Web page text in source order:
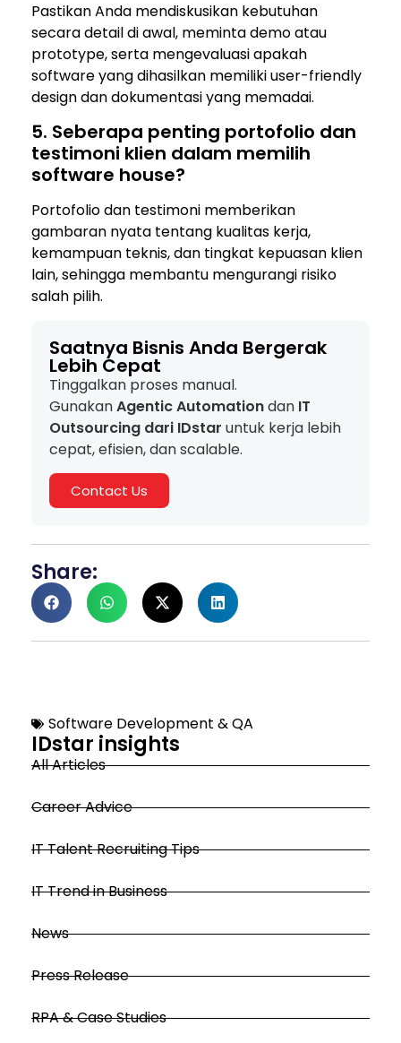
Pastikan Anda mendiskusikan kebutuhan
secara detail di awal, meminta demo atau
prototype, serta mengevaluasi apakah
software yang dihasilkan memiliki user-friendly
design dan dokumentasi yang memadai.
5. Seberapa penting portofolio dan
testimoni klien dalam memilih
software house?
Portofolio dan testimoni memberikan
gambaran nyata tentang kualitas kerja,
kemampuan teknis, dan tingkat kepuasan klien
lain, sehingga membantu mengurangi risiko
salah pilih.
Saatnya Bisnis Anda Bergerak
Lebih Cepat
Tinggalkan proses manual.
GunakanAgentic Automationdan IT
Outsourcing dari IDstar untuk kerja lebih
cepat, efisien, dan scalable.
Contact Us
Share:
Software Development & QA
IDstar insights
All Articles
Career Advice
IT Talent Recruiting Tips
IT Trend in Business
News
Press Release
RPA & Case Studies